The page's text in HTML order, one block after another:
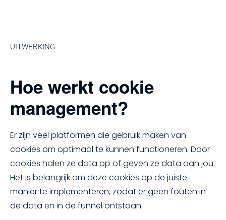
UITWERKING
Hoe werkt cookie
management?
Er zijn veel platformen die gebruik maken van
cookies om optimaal te kunnen functioneren. Door
cookies halen ze data op of geven ze data aan jou.
Het is belangrijk om deze cookies op de juiste
manier te implementeren, zodat er geen fouten in
de data en in de funnel ontstaan.